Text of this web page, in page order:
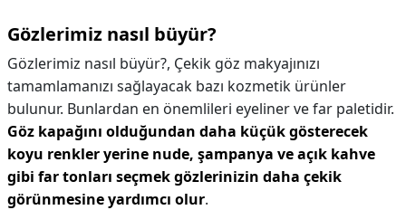
Gözlerimiz nasıl büyür?
Gözlerimiz nasıl büyür?, Çekik göz makyajınızı
tamamlamanızı sağlayacak bazı kozmetik ürünler
bulunur. Bunlardan en önemlileri eyeliner ve far paletidir.
Göz kapağını olduğundan daha küçük gösterecek
koyu renkler yerine nude, şampanya ve açık kahve
gibi far tonları seçmek gözlerinizin daha çekik
görünmesine yardımcı olur.